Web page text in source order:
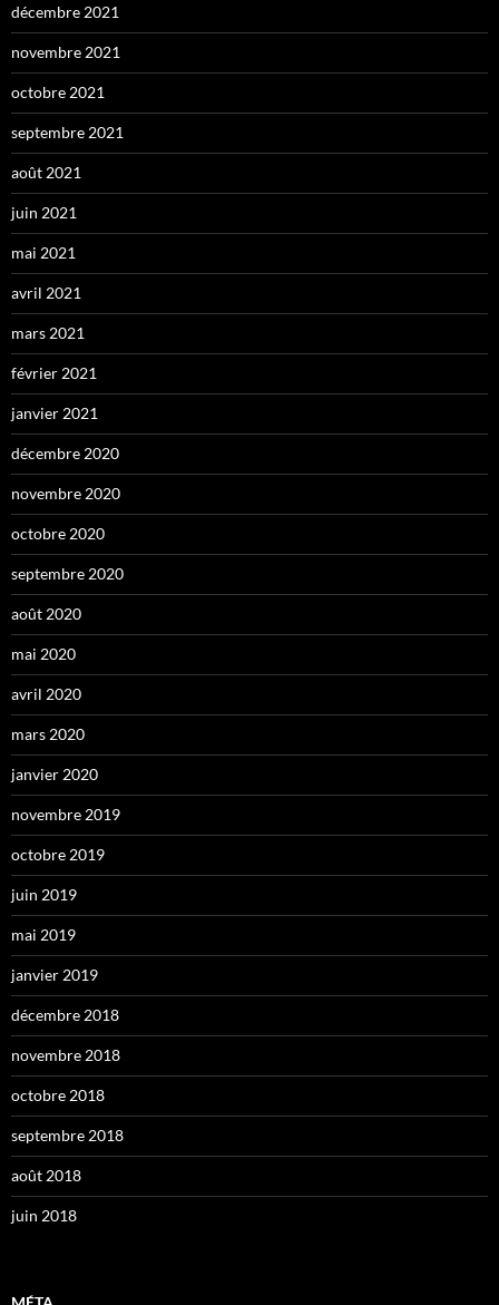
décembre 2021
novembre 2021
octobre 2021
septembre 2021
août 2021
juin 2021
mai 2021
avril 2021
mars 2021
février 2021
janvier 2021
décembre 2020
novembre 2020
octobre 2020
septembre 2020
août 2020
mai 2020
avril 2020
mars 2020
janvier 2020
novembre 2019
octobre 2019
juin 2019
mai 2019
janvier 2019
décembre 2018
novembre 2018
octobre 2018
septembre 2018
août 2018
juin 2018